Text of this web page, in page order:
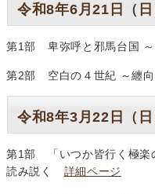
令和8年6月21日（日
第1部 卑弥呼と邪馬台国
第2部 空白の４世紀 ～纏
令和8年3月22日（日
第1部 「いつか皆行く極楽
読み説く 詳細ページ